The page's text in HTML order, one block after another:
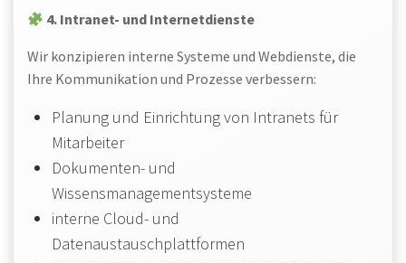
4. Intranet- und Internetdienste
Wir konzipieren interne Systeme und Webdienste, die
Ihre Kommunikation und Prozesse verbessern:
Planung und Einrichtung von Intranets für
Mitarbeiter
Dokumenten- und
Wissensmanagementsysteme
interne Cloud- und
Datenaustauschplattformen